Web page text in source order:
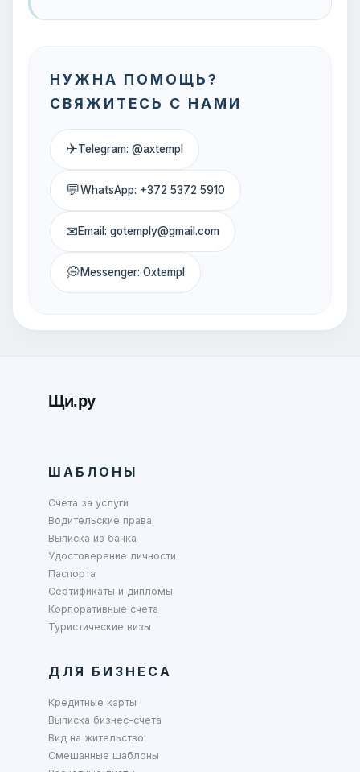
НУЖНА ПОМОЩЬ?
СВЯЖИТЕСЬ С НАМИ
✈Telegram: @axtempl
💬WhatsApp: +372 5372 5910
✉Email: gotemply@gmail.com
💭Messenger: Oxtempl
Щи.ру
ШАБЛОНЫ
Счета за услуги
Водительские права
Выписка из банка
Удостоверение личности
Паспорта
Сертификаты и дипломы
Корпоративные счета
Туристические визы
ДЛЯ БИЗНЕСА
Кредитные карты
Выписка бизнес-счета
Вид на жительство
Смешанные шаблоны